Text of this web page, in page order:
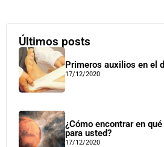
Últimos posts
Primeros auxilios en el
17/12/2020
¿Cómo encontrar en
para usted?
17/12/2020